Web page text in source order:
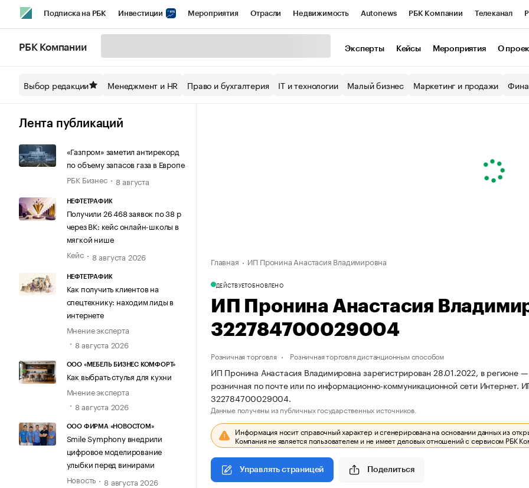
Подписка на РБК Инвестиции Мероприятия Отрасли Недвижимость Autonews РБК Компании Телеканал
Спецпроекты СПб Конференции СПб Спецпроекты Экономика Бизнес
Технологии и медиа
РБК Компании Эксперты Кейсы Мероприятия О
Выбор редакции Менеджмент и HR Право и бухгалтерия IT и технологии Малый бизнес Маркетинг и продажи
Лента публикаций
«Газпром» заметил антирекорд
по объему запасов газа в Европе
РБК Бизнес
8 августа
НЕФТЕТРАФИК
Получили 26 468 заявок по 38 р
через ВК: кейс онлайн-школы в
мягкой нише
Кейс
8 августа 2026
НЕФТЕТРАФИК
Как получить клиентов на
спецтехнику: находим лиды в
интернете
Мнение эксперта
8 августа 2026
ООО «МЕБЕЛЬ БИЗНЕС КОМФОРТ»
Как выбрать стулья для кухни
Мнение эксперта
8 августа 2026
ООО ФИРМА «НОВОСТОМ»
Smile Symphony внедрили
цифровое моделирование
улыбки перед винирами
Новость
8 августа 2026
Главная ИП Пронина Анастасия Владимировна
ДЕЙСТВУЕТОБНОВЛЕНО
ИП Пронина Анастасия
322784700029004
Розничная торговля Розничная торговля дистанционным способом
ИП Пронина Анастасия Владимировна зарегистрирован 28.01.2022, в регионе
розничная по почте или по информационно-коммуникационной сети
322784700029004.
Данные получены из публичных государственных источников.
Информация носит справочный характер и сгенерирована на основании данных из
Компания не является пользователем и не имеет деловых отношений с сервисом РБК
Управлять страницей Поделиться